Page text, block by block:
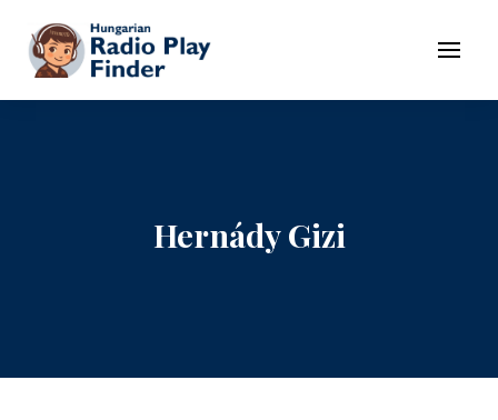
To contents
Menu
Hernády Gizi